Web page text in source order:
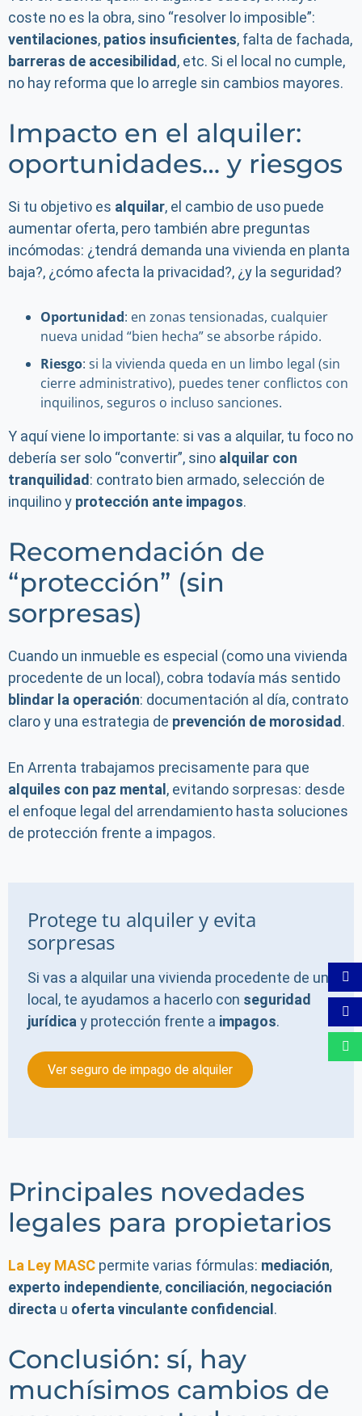
coste no es la obra, sino “resolver lo imposible”:
ventilaciones, patios insuficientes, falta de fachada,
barreras de accesibilidad , etc. Si el local no cumple,
no hay reforma que lo arregle sin cambios mayores.
Impacto en el alquiler:
oportunidades… y riesgos
Si tu objetivo es alquilar, el cambio de uso puede
aumentar oferta, pero también abre preguntas
incómodas: ¿tendrá demanda una vivienda en planta
baja?, ¿cómo afecta la privacidad?, ¿y la seguridad?
Oportunidad: en zonas tensionadas, cualquier
nueva unidad “bien hecha” se absorbe rápido.
Riesgo: si la vivienda queda en un limbo legal (sin
cierre administrativo), puedes tener conflictos con
inquilinos, seguros o incluso sanciones.
Y aquí viene lo importante: si vas a alquilar, tu foco no
debería ser solo “convertir”, sino alquilar con
tranquilidad : contrato bien armado, selección de
inquilino y protección ante impagos.
Recomendación de
“protección” (sin
sorpresas)
Cuando un inmueble es especial (como una vivienda
procedente de un local), cobra todavía más sentido
blindar la operación: documentación al día, contrato
claro y una estrategia de prevención de morosidad .
En Arrenta trabajamos precisamente para que
alquiles con paz mental , evitando sorpresas: desde
el enfoque legal del arrendamiento hasta soluciones
de protección frente a impagos.
Protege tu alquiler y evita
sorpresas
Si vas a alquilar una vivienda procedente de un
local, te ayudamos a hacerlo con seguridad
jurídica y protección frente a impagos.
Ver seguro de impago de alquiler
Principales novedades
legales para propietarios
La Ley MASC permite varias fórmulas: mediación,
experto independiente, conciliación, negociación
directa u oferta vinculante confidencial .
Conclusión: sí, hay
muchísimos cambios de